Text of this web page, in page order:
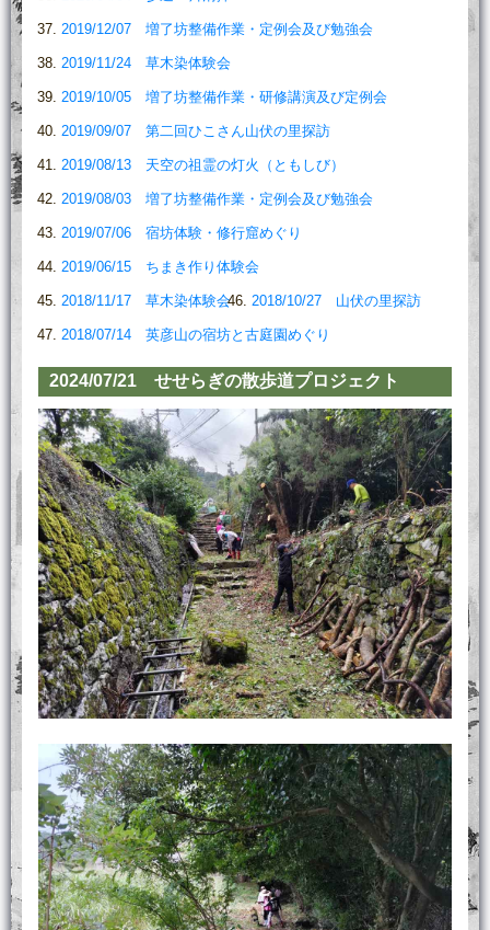
2019/12/07 増了坊整備作業・定例会及び勉強会
2019/11/24 草木染体験会
2019/10/05 増了坊整備作業・研修講演及び定例会
2019/09/07 第二回ひこさん山伏の里探訪
2019/08/13 天空の祖霊の灯火（ともしび）
2019/08/03 増了坊整備作業・定例会及び勉強会
2019/07/06 宿坊体験・修行窟めぐり
2019/06/15 ちまき作り体験会
2018/11/17 草木染体験会 2018/10/27 山伏の里探訪
2018/07/14 英彦山の宿坊と古庭園めぐり
2024/07/21 せせらぎの散歩道プロジェクト